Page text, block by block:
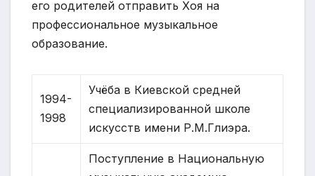
его родителей отправить Хоя на
профессиональное музыкальное
образование.
1994-
1998
Учёба в Киевской средней
специализированной школе
искусств имени Р.М.Глиэра.
Поступление в Национальную